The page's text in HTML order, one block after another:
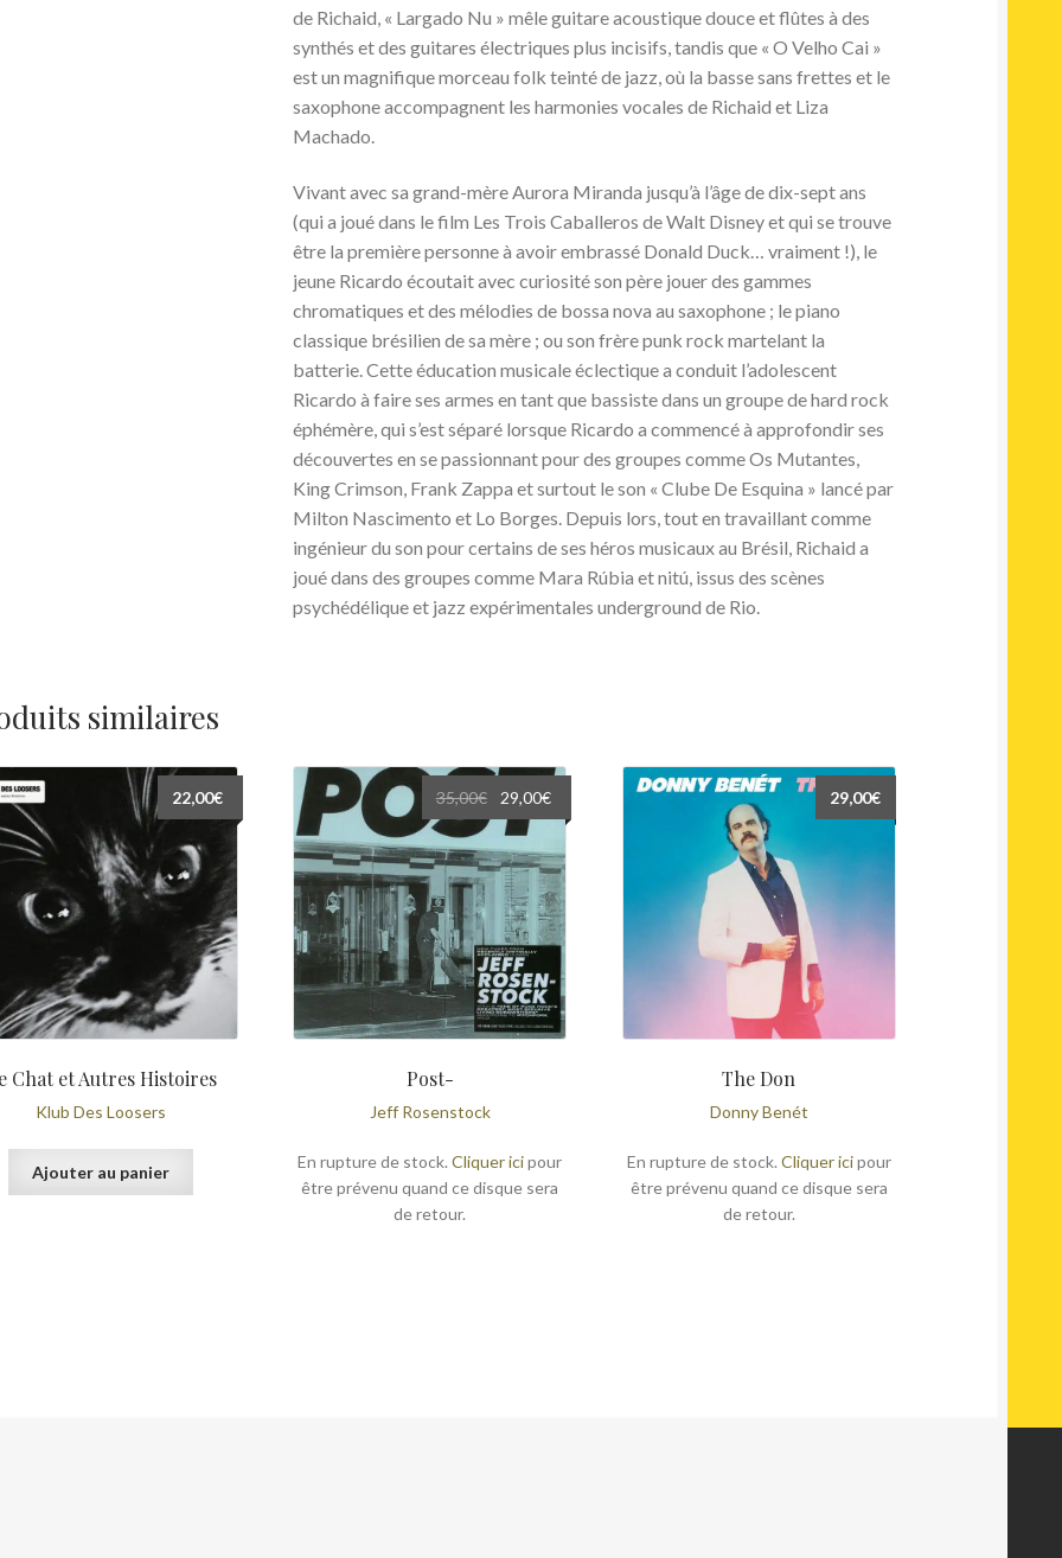
de Richaid, « Largado Nu » mêle guitare acoustique douce et flûtes à des
synthés et des guitares électriques plus incisifs, tandis que « O Velho Cai »
est un magnifique morceau folk teinté de jazz, où la basse sans frettes et le
saxophone accompagnent les harmonies vocales de Richaid et Liza
Machado.
Vivant avec sa grand-mère Aurora Miranda jusqu’à l’âge de dix-sept ans
(qui a joué dans le film Les Trois Caballeros de Walt Disney et qui se trouve
être la première personne à avoir embrassé Donald Duck… vraiment !), le
jeune Ricardo écoutait avec curiosité son père jouer des gammes
chromatiques et des mélodies de bossa nova au saxophone ; le piano
classique brésilien de sa mère ; ou son frère punk rock martelant la
batterie. Cette éducation musicale éclectique a conduit l’adolescent
Ricardo à faire ses armes en tant que bassiste dans un groupe de hard rock
éphémère, qui s’est séparé lorsque Ricardo a commencé à approfondir ses
découvertes en se passionnant pour des groupes comme Os Mutantes,
King Crimson, Frank Zappa et surtout le son « Clube De Esquina » lancé par
Milton Nascimento et Lo Borges. Depuis lors, tout en travaillant comme
ingénieur du son pour certains de ses héros musicaux au Brésil, Richaid a
joué dans des groupes comme Mara Rúbia et nitú, issus des scènes
psychédélique et jazz expérimentales underground de Rio.
similaires
Chat et Autres Histoires
Klub Des Loosers
22,00€
Ajouter au panier
Post-
Jeff Rosenstock
35,00€
Le
prix
initial
était :
35,00€.
29,00€Le
prix
est :
29,00€.
En rupture de stock.Cliquer icipour
être prévenu quand ce disque sera
de retour.
The Don
Donny Benét
29,00€
En rupture de stock. Cliquer icipour
être prévenu quand ce disque sera
de retour.